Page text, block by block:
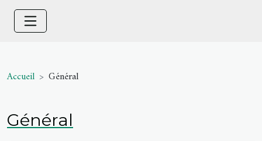
Accueil Général
Général